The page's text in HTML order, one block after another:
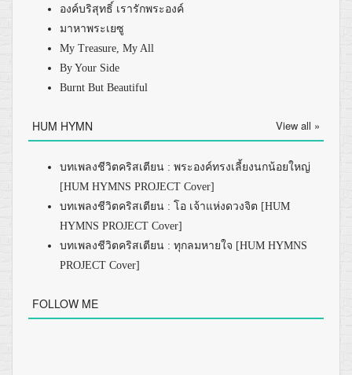
องค์บริสุทธิ์ เรารักพระองค์
มาหาพระเยซู
My Treasure, My All
By Your Side
Burnt But Beautiful
HUM HYMN View all »
บทเพลงชีวิตคริสเตียน : พระองค์ทรงเลี้ยงนกน้อยใหญ่
[HUM HYMNS PROJECT Cover]
บทเพลงชีวิตคริสเตียน : โอ เจ้าแห่งดวงจิต [HUM
HYMNS PROJECT Cover]
บทเพลงชีวิตคริสเตียน : ทุกลมหายใจ [HUM HYMNS
PROJECT Cover]
FOLLOW ME